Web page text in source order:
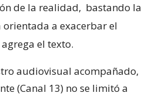
de la realidad, bastando la
a exacerbar el
agrega el texto.
audiovisual acompañado,
(Canal 13) no se limitó a